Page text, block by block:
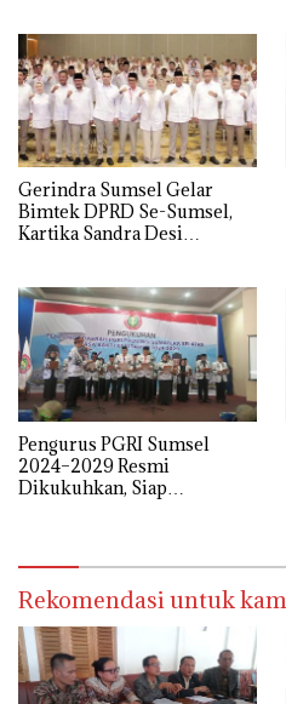
Melalui Mekanisme
Praperadilan
Gerindra Sumsel Gelar
Bimtek DPRD Se-Sumsel,
Kartika Sandra Desi
Pengurus PGRI Sumsel
2024–2029 Resmi
Dikukuhkan, Siap
Rekomendasi untuk